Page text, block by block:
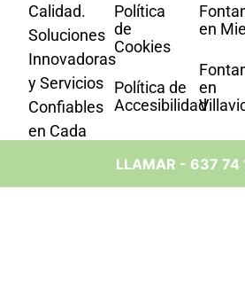
LLAMAR - 637 74
Calidad.
Soluciones
Innovadoras
y Servicios
Confiables
en Cada
Política
de
Cookies
Política de
Accesibilidad
en
en
en